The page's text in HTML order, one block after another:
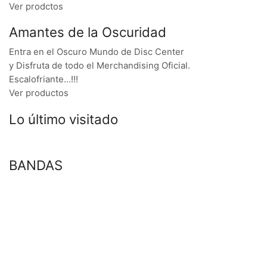
Ver prodctos
Amantes de la Oscuridad
Entra en el Oscuro Mundo de Disc Center
y Disfruta de todo el Merchandising Oficial.
Escalofriante…!!!
Ver productos
Lo último visitado
BANDAS